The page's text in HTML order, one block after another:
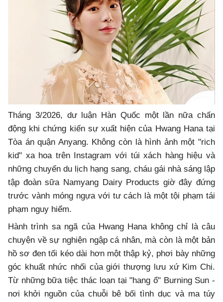
Tháng 3/2026, dư luận Hàn Quốc một lần nữa chấn
động khi chứng kiến sự xuất hiện của Hwang Hana tại
Tòa án quận Anyang. Không còn là hình ảnh một "rich
kid" xa hoa trên Instagram với túi xách hàng hiệu và
những chuyến du lịch hạng sang, cháu gái nhà sáng lập
tập đoàn sữa Namyang Dairy Products giờ đây đứng
trước vành móng ngựa với tư cách là một tội phạm tái
phạm nguy hiểm.
Hành trình sa ngã của Hwang Hana không chỉ là câu
chuyện về sự nghiện ngập cá nhân, mà còn là một bản
hồ sơ đen tối kéo dài hơn một thập kỷ, phơi bày những
góc khuất nhức nhối của giới thượng lưu xứ Kim Chi.
Từ những bữa tiệc thác loạn tại "hang ổ" Burning Sun -
nơi khởi nguồn của chuỗi bê bối tình dục và ma túy